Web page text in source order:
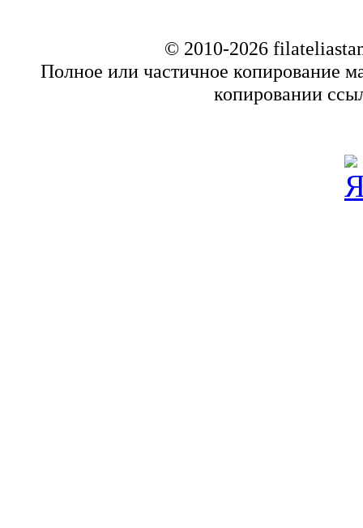
© 2010-2026
Полное или частичное копирование
копировании